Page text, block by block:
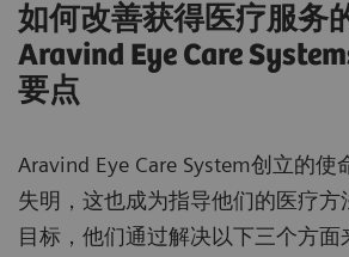
如何改善获得医疗服务
Aravind Eye Care
要点
Aravind Eye Care System创立的
失明，这也成为指导他们的医疗方
目标，他们通过解决以下三个方